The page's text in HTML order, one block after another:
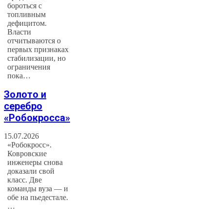
бороться с
топливным
дефицитом.
Власти
отчитываются о
первых признаках
стабилизации, но
ограничения
пока…
Золото и
серебро
«Робокросса»
15.07.2026
«Робокросс».
Ковровские
инженеры снова
доказали свой
класс. Две
команды вуза — и
обе на пьедестале.
…